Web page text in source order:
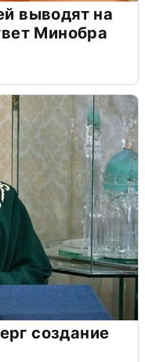
выводят на
Минобра
создание